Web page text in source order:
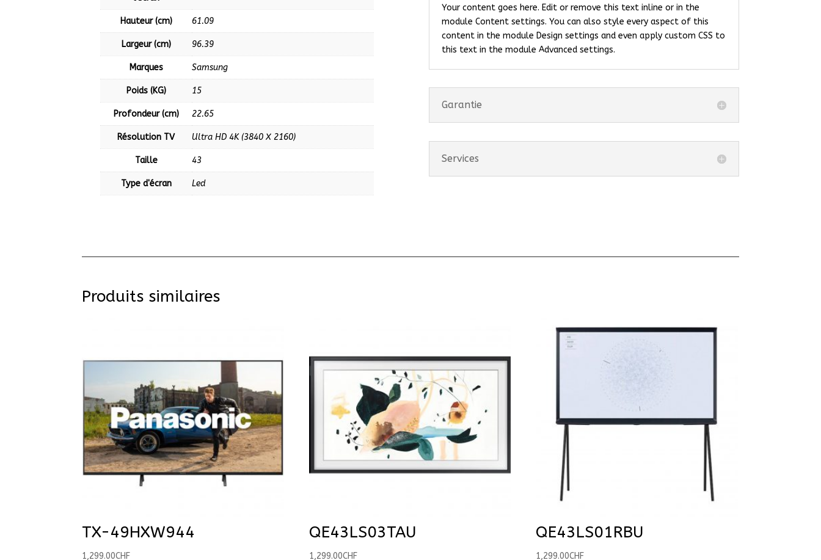
Hauteur (cm) 61.09
Largeur (cm) 96.39
Marques Samsung
Poids (KG) 15
Profondeur (cm) 22.65
Résolution TV Ultra HD 4K (3840 X 2160)
Taille 43
Type d'écran Led
Your content goes here. Edit or remove this text inline or in the
module Content settings. You can also style every aspect of this
content in the module Design settings and even apply custom CSS to
this text in the module Advanced settings.
Garantie
Services
Produits similaires
TX-49HXW944
1,299.00CHF
QE43LS03TAU
1,299.00CHF
QE43LS01RBU
1,299.00CHF